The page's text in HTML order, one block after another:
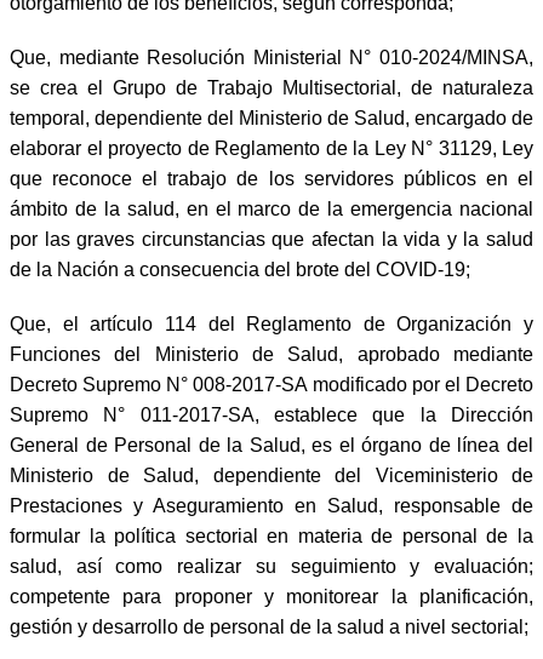
Que, mediante Resolución Ministerial N° 010-2024/MINSA,
se crea el Grupo de Trabajo Multisectorial, de naturaleza
temporal, dependiente del Ministerio de Salud, encargado de
elaborar el proyecto de Reglamento de la Ley N° 31129, Ley
que reconoce el trabajo de los servidores públicos en el
ámbito de la salud, en el marco de la emergencia nacional
por las graves circunstancias que afectan la vida y la salud
de la Nación a consecuencia del brote del COVID-19;
Que, el artículo 114 del Reglamento de Organización y
Funciones del Ministerio de Salud, aprobado mediante
Decreto Supremo N° 008-2017-SA modificado por el Decreto
Supremo N° 011-2017-SA, establece que la Dirección
General de Personal de la Salud, es el órgano de línea del
Ministerio de Salud, dependiente del Viceministerio de
Prestaciones y Aseguramiento en Salud, responsable de
formular la política sectorial en materia de personal de la
salud, así como realizar su seguimiento y evaluación;
competente para proponer y monitorear la planificación,
gestión y desarrollo de personal de la salud a nivel sectorial;